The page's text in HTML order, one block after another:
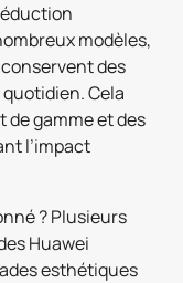
modèles,
des
Cela
de gamme et des
l’impact
? Plusieurs
Huawei
esthétiques